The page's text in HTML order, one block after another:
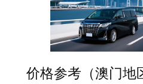
价格参考（澳门地